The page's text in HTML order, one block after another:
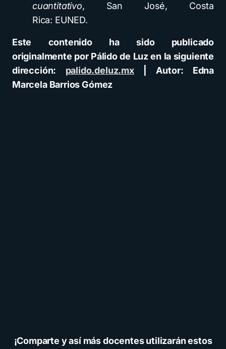
cuantitativo, San José, Costa
Rica: EUNED.
Este contenido ha sido publicado
originalmente por Pálido de Luz en la siguiente
dirección: palido.deluz.mx| Autor: Edna
Marcela Barrios Gómez
¡Comparte y así más docentes utilizarán estos